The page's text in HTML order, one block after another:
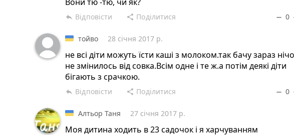
reply Відповісти share Поділитися remove 0
тойво 28 січня 2017 р.
не всі діти можуть їсти каші з молоком.так бачу зараз
не змінилось від совка.Всім одне і те ж.а потім деякі діти
бігають з срачкою.
reply Відповісти share Поділитися remove 0
Алтьор Таня 27 січня 2017 р.
Моя дитина ходить в 23 садочок і я харчуванням